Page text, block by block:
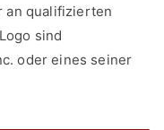
an qualifizierten
sind
oder eines seiner